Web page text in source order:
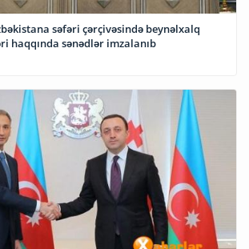
səfəri çərçivəsində beynəlxalq
haqqında sənədlər imzalanıb